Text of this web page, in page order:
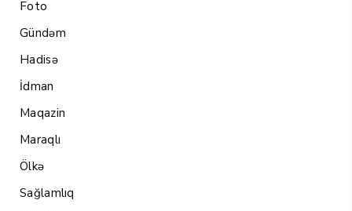
Foto
Gündəm
Hadisə
İdman
Maqazin
Maraqlı
Ölkə
Sağlamlıq